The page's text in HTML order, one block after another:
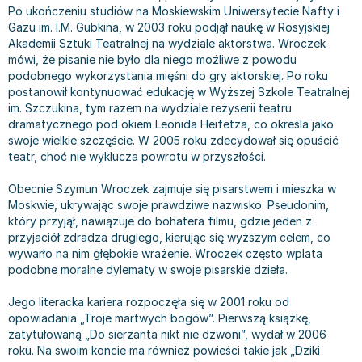
Bajki wiersze
Do kolorowania i naklejania
Kontrastowe obrazki
Kreatywne / Aktywizujące
Poznawanie świata
Podręczniki szkolne
Edukacja przedszkolna
Liceum, Technikum
Szkoła podstawowa
Szkoły wyższe
Szkoła zawodowa
Książki: finanse, księgowość, bankowość
Książki o gospodarce
Inne
Książki o marketingu
Książki o zarządzaniu
Historia - książki
Archeologia - książki
Historia Polski - książki
Historia świata - książki
II Wojna Światowa - książki
Książki militarne
Książki: Prawo
Inne
Książki: Prawo cywilne
Książki: Prawo finansowe
Książki: Prawo karne
Książki: pamiętniki, dzienniki i listy
Wywiady, wspomnienia - książki
Komiksy
Komiksy dla dorosłych
Komiksy dla dzieci
Komiksy dla młodzieży
Komiksy obcojęzyczne
Fantastyka, horror - książki
Książki fantasy
Książki horrory
Science Fiction - książki
Książki kryminały
Książki z poezją, aforyzmami i dramaty
Książki humorystyczne i aforyzmy
Tomiki poezji
Książki o sztuce
Liceum i technikum
Podręczniki do 1 klasy liceum i technikum
Podręczniki do 2 klasy liceum i technikum
Podręczniki do 3 klasy liceum i technikum
Podręczniki do klasy 4 liceum i technikum
Podręczniki do szkoły zawodowej
Podręczniki do 1 klasy szkoły zawodowej
Podręczniki do 2 klasy szkoły zawodowej
Podręczniki do 3 klasy szkoły zawodowej
Książki dla dzieci
Książki dla dzieci do 2 lat
Książki: bajki dla dzieci do 2 lat
Do kąpieli i zabawy
Książki grające, z puzzlami i magnesami do 2 lat
Obrazki kontrastowe dla niemowląt
Poznawanie świata dla dzieci do 2 lat - książki
Książki o sportowcach
Książki: Turystyka i podróże
Albumy krajoznawcze
Albumy krajoznawcze - Polska
Albumy krajoznawcze - Świat
Atlasy
Atlasy - Polska
Atlasy - świat
Globusy
Mapy
Mapy - Polska
Mapy - Świat
Przewodniki turystyczne
Przewodniki turystyczne - Świat
Książki: Zdrowie, rodzina, związki
Książki: Rodzina, związki
Julian Tuwim
Bracia Grimm
Stephen King
Tanya Valko
Lauren Kate
Jan Brzechwa
E. L. James
Virginia C. Andrews
Waldemar Łysiak
Monika Szwaja
Camilla Läckberg
Jan Kochanowski
Henning Mankell
L.J. Smith
Diana Palmer
Bear Grylls
Po ukończeniu studiów na Moskiewskim Uniwersytecie Nafty i
Gazu im. I.M. Gubkina, w 2003 roku podjął naukę w Rosyjskiej
Akademii Sztuki Teatralnej na wydziale aktorstwa. Wroczek
mówi, że pisanie nie było dla niego możliwe z powodu
podobnego wykorzystania mięśni do gry aktorskiej. Po roku
postanowił kontynuować edukację w Wyższej Szkole Teatralnej
im. Szczukina, tym razem na wydziale reżyserii teatru
dramatycznego pod okiem Leonida Heifetza, co określa jako
swoje wielkie szczęście. W 2005 roku zdecydował się opuścić
teatr, choć nie wyklucza powrotu w przyszłości.
Obecnie Szymun Wroczek zajmuje się pisarstwem i mieszka w
Moskwie, ukrywając swoje prawdziwe nazwisko. Pseudonim,
który przyjął, nawiązuje do bohatera filmu, gdzie jeden z
przyjaciół zdradza drugiego, kierując się wyższym celem, co
wywarło na nim głębokie wrażenie. Wroczek często wplata
podobne moralne dylematy w swoje pisarskie dzieła.
Jego literacka kariera rozpoczęła się w 2001 roku od
opowiadania „Troje martwych bogów”. Pierwszą książkę,
zatytułowaną „Do sierżanta nikt nie dzwoni”, wydał w 2006
roku. Na swoim koncie ma również powieści takie jak „Dziki